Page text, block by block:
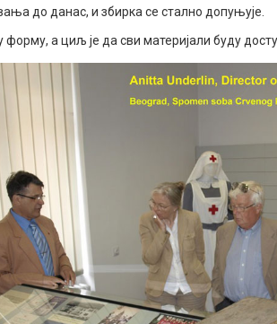
до данас, и збирка се стално допуњује.
а циљ је да сви материјали буду